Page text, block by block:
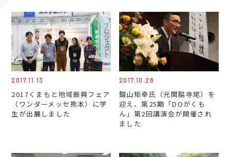
2017.11.13
2017くまもと地域振興フェア
（ワンダーメッセ熊本）に学
生が出展しました
2017.10.28
錣山矩幸氏（元関脇寺尾）を
迎え、第25期「DOがくも
ん」第2回講演会が開催され
ました